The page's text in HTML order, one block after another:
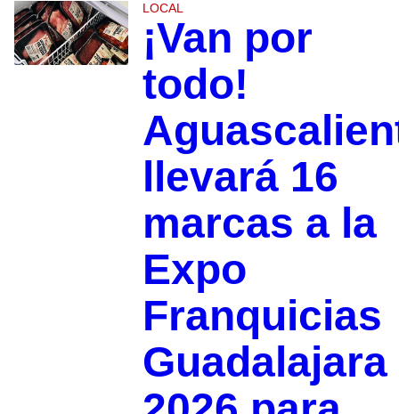
LOCAL
¡Van por
todo!
llevará 16
marcas a la
Expo
Franquicias
Guadalajara